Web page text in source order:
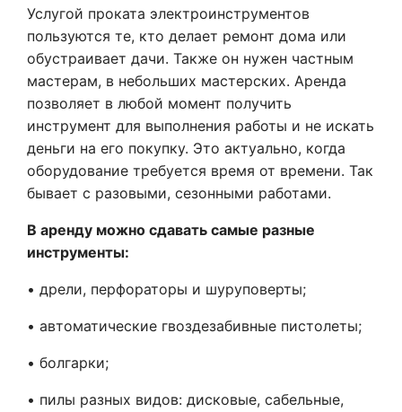
Услугой проката электроинструментов
пользуются те, кто делает ремонт дома или
обустраивает дачи. Также он нужен частным
мастерам, в небольших мастерских. Аренда
позволяет в любой момент получить
инструмент для выполнения работы и не искать
деньги на его покупку. Это актуально, когда
оборудование требуется время от времени. Так
бывает с разовыми, сезонными работами.
В аренду можно сдавать самые разные
инструменты:
• дрели, перфораторы и шуруповерты;
• автоматические гвоздезабивные пистолеты;
• болгарки;
• пилы разных видов: дисковые, сабельные,